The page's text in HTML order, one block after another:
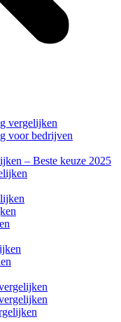
vergelijken
voor bedrijven
– Beste keuze 2025